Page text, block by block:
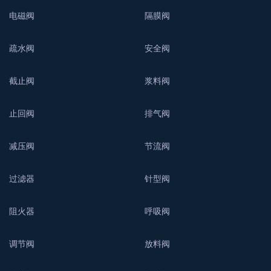
电磁阀 隔膜阀
疏水阀 安全阀
截止阀 浆料阀
止回阀 排气阀
减压阀 节流阀
过滤器 针型阀
阻火器 呼吸阀
调节阀 放料阀